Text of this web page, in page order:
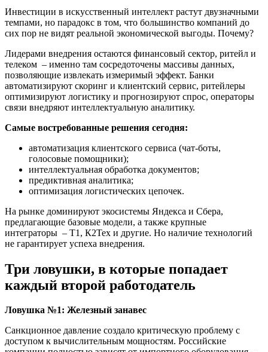
Инвестиции в искусственный интеллект растут двузначными
темпами, но парадокс в том, что большинство компаний до
сих пор не видят реальной экономической выгоды. Почему?
Лидерами внедрения остаются финансовый сектор, ритейл и
телеком – именно там сосредоточены массивы данных,
позволяющие извлекать измеримый эффект. Банки
автоматизируют скоринг и клиентский сервис, ритейлеры
оптимизируют логистику и прогнозируют спрос, операторы
связи внедряют интеллектуальную аналитику.
Самые востребованные решения сегодня:
автоматизация клиентского сервиса (чат-боты,
голосовые помощники);
интеллектуальная обработка документов;
предиктивная аналитика;
оптимизация логистических цепочек.
На рынке доминируют экосистемы Яндекса и Сбера,
предлагающие базовые модели, а также крупные
интеграторы – Т1, К2Тех и другие. Но наличие технологий
не гарантирует успеха внедрения.
Три ловушки, в которые попадает
каждый второй работодатель
Ловушка №1: Железный занавес
Санкционное давление создало критическую проблему с
доступом к вычислительным мощностям. Российские